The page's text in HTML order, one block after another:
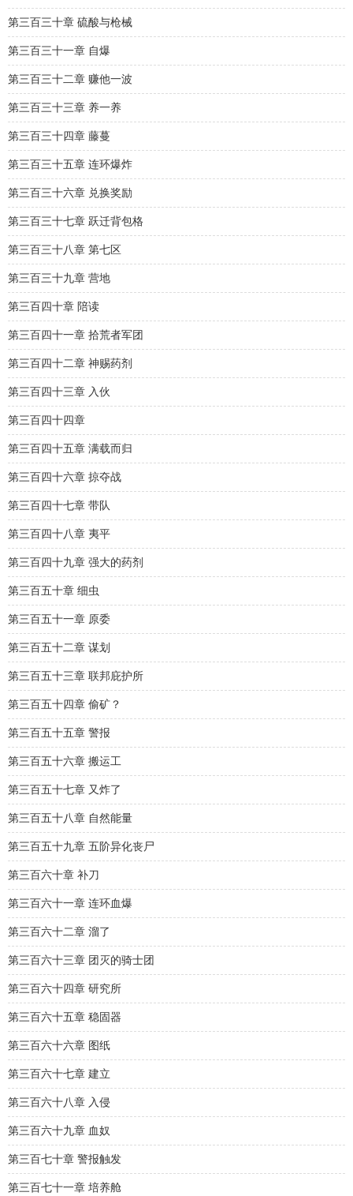
第三百三十章 硫酸与枪械
第三百三十一章 自爆
第三百三十二章 赚他一波
第三百三十三章 养一养
第三百三十四章 藤蔓
第三百三十五章 连环爆炸
第三百三十六章 兑换奖励
第三百三十七章 跃迁背包格
第三百三十八章 第七区
第三百三十九章 营地
第三百四十章 陪读
第三百四十一章 拾荒者军团
第三百四十二章 神赐药剂
第三百四十三章 入伙
第三百四十四章
第三百四十五章 满载而归
第三百四十六章 掠夺战
第三百四十七章 带队
第三百四十八章 夷平
第三百四十九章 强大的药剂
第三百五十章 细虫
第三百五十一章 原委
第三百五十二章 谋划
第三百五十三章 联邦庇护所
第三百五十四章 偷矿？
第三百五十五章 警报
第三百五十六章 搬运工
第三百五十七章 又炸了
第三百五十八章 自然能量
第三百五十九章 五阶异化丧尸
第三百六十章 补刀
第三百六十一章 连环血爆
第三百六十二章 溜了
第三百六十三章 团灭的骑士团
第三百六十四章 研究所
第三百六十五章 稳固器
第三百六十六章 图纸
第三百六十七章 建立
第三百六十八章 入侵
第三百六十九章 血奴
第三百七十章 警报触发
第三百七十一章 培养舱